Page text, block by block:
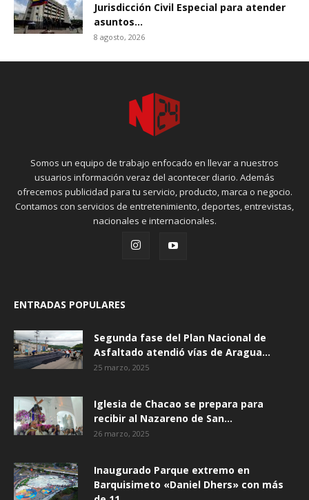
Jurisdicción Civil Especial para atender
asuntos...
8 agosto, 2026
Somos un equipo de trabajo enfocado en llevar a nuestros
usuarios información veraz del acontecer diario. Además
ofrecemos publicidad para tu servicio, producto, marca o negocio.
Contamos con servicios de entretenimiento, deportes, entrevistas,
nacionales e internacionales.
ENTRADAS POPULARES
Segunda fase del Plan Nacional de
Asfaltado atendió vías de Aragua...
25 marzo, 2025
Iglesia de Chacao se prepara para
recibir al Nazareno de San...
26 marzo, 2025
Inaugurado Parque extremo en
Barquisimeto «Daniel Dhers» con más